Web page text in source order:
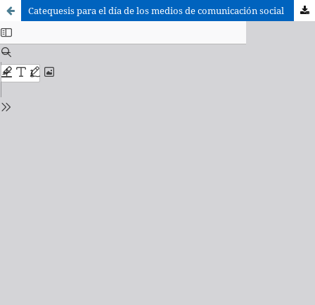
Catequesis para el día de los medios de comunicación social